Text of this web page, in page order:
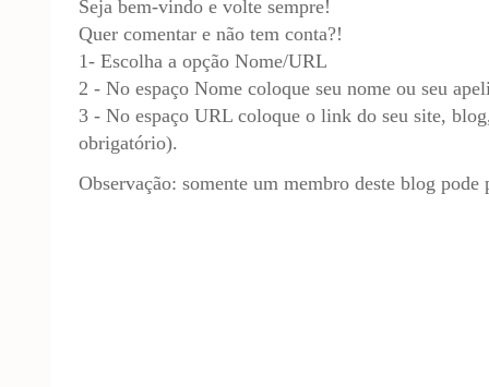
Seja bem-vindo e volte sempre!
Quer comentar e não tem conta?!
1- Escolha a opção Nome/URL
2 - No espaço Nome coloque seu nome ou seu
3 - No espaço URL coloque o link do seu site,
obrigatório).
Observação: somente um membro deste blog